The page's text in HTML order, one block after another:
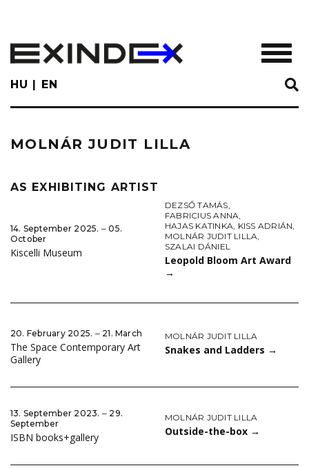
main
content
HU EN
MOLNÁR JUDIT LILLA
AS EXHIBITING ARTIST
14. September 2025. ‒ 05.
October
Kiscelli Museum
DEZSŐ TAMÁS,
FABRICIUS ANNA,
HAJAS KATINKA, KISS ADRIÁN,
MOLNÁR JUDIT LILLA,
SZALAI DÁNIEL
Leopold Bloom Art Award
→
20. February 2025. ‒ 21. March
The Space Contemporary Art
Gallery
MOLNÁR JUDIT LILLA
Snakes and Ladders →
13. September 2023. ‒ 29.
September
ISBN books+gallery
MOLNÁR JUDIT LILLA
Outside-the-box →